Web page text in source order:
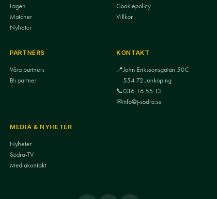
Lagen
Matcher
Nyheter
Cookiepolicy
Villkor
PARTNERS
Våra partners
Bli partner
KONTAKT
📍John Erikssonsgatan 50C
554 72 Jönköping
📞036-16 55 13
✉info@j-sodra.se
MEDIA & NYHETER
Nyheter
Södra-TV
Mediakontakt